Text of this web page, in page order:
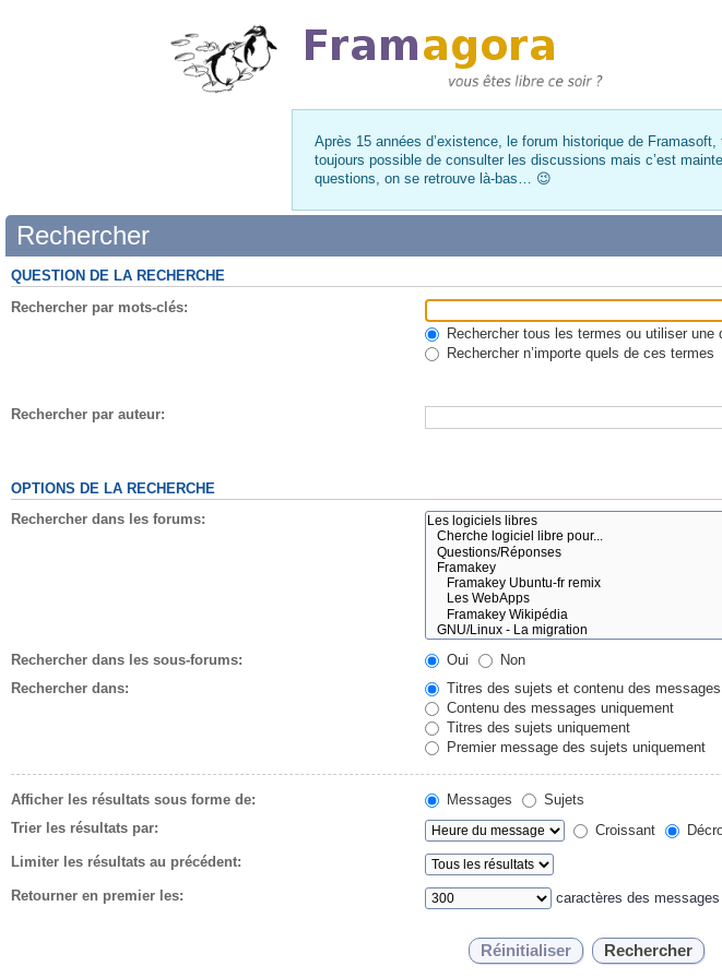
Après 15 années d’existence, le forum historique de
toujours possible de consulter les discussions mais c’est
questions, on se retrouve là-bas… 😉
Rechercher
QUESTION DE LA RECHERCHE
Rechercher par mots-clés:
Rechercher tous les termes ou utiliser une
Rechercher n’importe quels de ces termes
Rechercher par auteur:
OPTIONS DE LA RECHERCHE
Rechercher dans les forums:
Rechercher dans les sous-forums: Oui
Non
Rechercher dans:
Titres des sujets et contenu des messages
Contenu des messages uniquement
Titres des sujets uniquement
Premier message des sujets uniquement
Afficher les résultats sous forme de: Messages
Sujets
Trier les résultats par:
Croissant
Limiter les résultats au précédent:
Retourner en premier les: caractères des messages